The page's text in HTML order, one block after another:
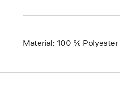
Material: 100 %